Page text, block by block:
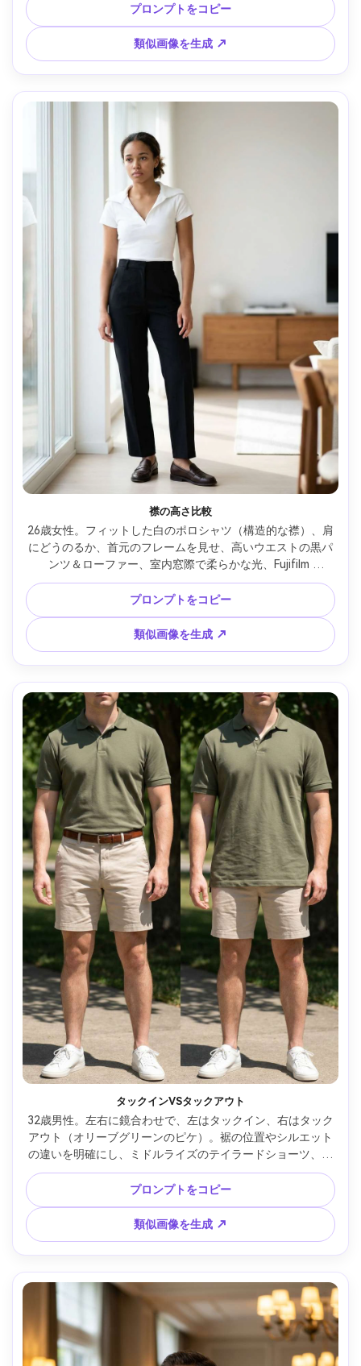
スタジオ背景とソフトボックス、リムライト、Canon R5、
50mm f/2、鮮明なディテール、自然な影、ニュートラルなカ
ラー、決断に集中した雰囲気 --ar 4:5
プロンプトをコピー
類似画像を生成 ↗
襟の高さ比較
26歳女性。フィットした白のポロシャツ（構造的な襟）、肩
にどうのるか、首元のフレームを見せ、高いウエストの黒パ
ンツ＆ローファー、室内窓際で柔らかな光、Fujifilm
GFX100、80mm f/1.7、クリーンな背景、胸～腰フレーム、
自然な肌感、シャープフォーカス、控えめエディトリアル --
ar 4:5
プロンプトをコピー
類似画像を生成 ↗
タックインVSタックアウト
32歳男性。左右に鏡合わせで、左はタックイン、右はタック
アウト（オリーブグリーンのピケ）。裾の位置やシルエット
の違いを明確にし、ミドルライズのテイラードショーツ、ベ
ルト、ロートップスニーカーと組み合わせる。明るい屋外日
陰の光、Nikon Z8、70mm f/2.8、全身フレーム、リアルなシ
ワと影、比較しやすい鮮明なカラー --ar 4:5
プロンプトをコピー
類似画像を生成 ↗